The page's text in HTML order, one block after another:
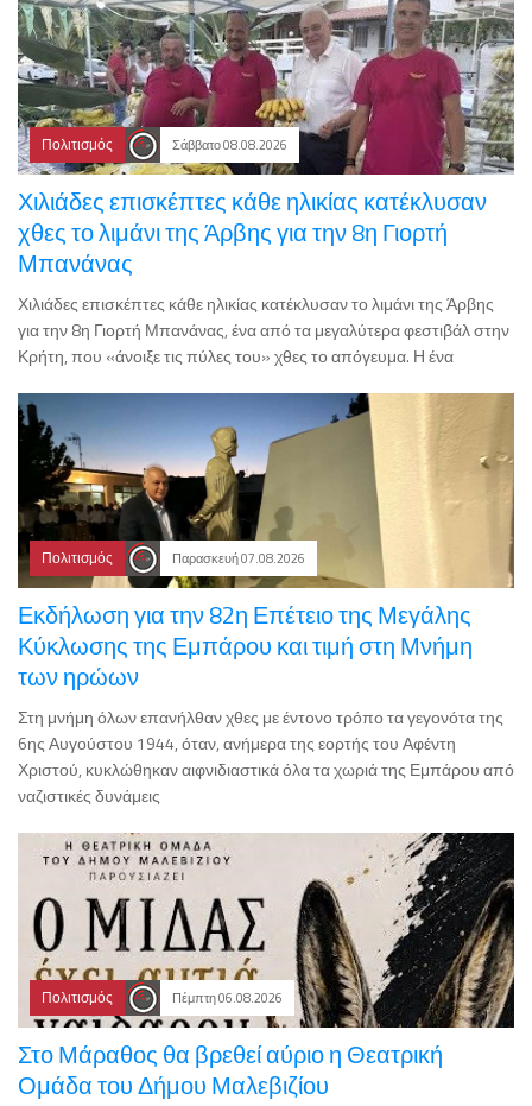
Πολιτισμός Σάββατο 08.08.2026
Χιλιάδες επισκέπτες κάθε ηλικίας κατέκλυσαν
χθες το λιμάνι της Άρβης για την 8η Γιορτή
Μπανάνας
Χιλιάδες επισκέπτες κάθε ηλικίας κατέκλυσαν το λιμάνι της Άρβης
για την 8η Γιορτή Μπανάνας, ένα από τα μεγαλύτερα φεστιβάλ στην
Κρήτη, που «άνοιξε τις πύλες του» χθες το απόγευμα. Η ένα
Πολιτισμός Παρασκευή 07.08.2026
Εκδήλωση για την 82η Επέτειο της Μεγάλης
Κύκλωσης της Εμπάρου και τιμή στη Μνήμη
των ηρώων
Στη μνήμη όλων επανήλθαν χθες με έντονο τρόπο τα γεγονότα της
6ης Αυγούστου 1944, όταν, ανήμερα της εορτής του Αφέντη
Χριστού, κυκλώθηκαν αιφνιδιαστικά όλα τα χωριά της Εμπάρου από
ναζιστικές δυνάμεις
Πολιτισμός Πέμπτη 06.08.2026
Στο Μάραθος θα βρεθεί αύριο η Θεατρική
Ομάδα του Δήμου Μαλεβιζίου